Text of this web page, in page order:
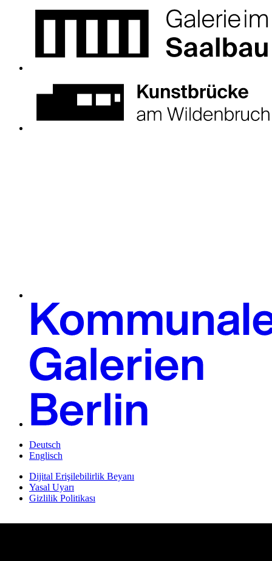
Deutsch
Englisch
Dijital Erişilebilirlik Beyanı
Yasal Uyarı
Gizlilik Politikası